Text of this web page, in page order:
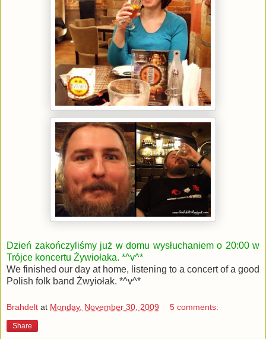
Dzień zakończyliśmy już w domu wysłuchaniem o 20:00 w
Trójce koncertu Żywiołaka. *^v^*
We finished our day at home, listening to a concert of a good
Polish folk band Żwyiołak. *^v^*
Brahdelt at Monday, November 30, 2009 5 comments:
Share